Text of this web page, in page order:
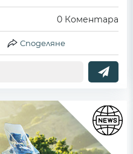
0 Коментара
Споделяне